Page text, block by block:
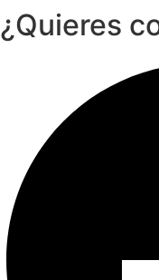
¿Quieres